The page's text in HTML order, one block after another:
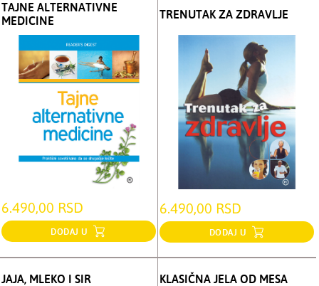
TAJNE ALTERNATIVNE
MEDICINE
6.490,00 RSD
DODAJ U
TRENUTAK ZA ZDRAVLJE
6.490,00 RSD
DODAJ U
JAJA, MLEKO I SIR KLASIČNA JELA OD MESA